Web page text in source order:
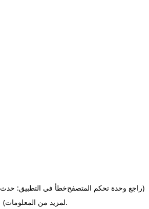
خطأ في التطبيق: حدث(راجع وحدة تحكم المتصفح
لمزيد من المعلومات).